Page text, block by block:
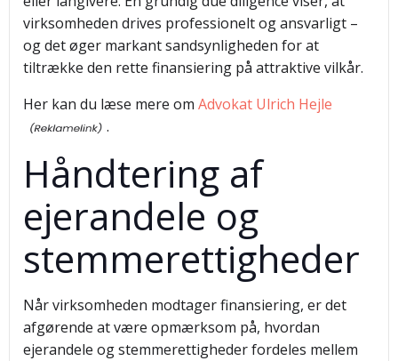
virksomheden drives professionelt og ansvarligt –
og det øger markant sandsynligheden for at
tiltrække den rette finansiering på attraktive vilkår.
Her kan du læse mere om Advokat Ulrich Hejle
.
Håndtering af
ejerandele og
stemmerettigheder
Når virksomheden modtager finansiering, er det
afgørende at være opmærksom på, hvordan
ejerandele og stemmerettigheder fordeles mellem